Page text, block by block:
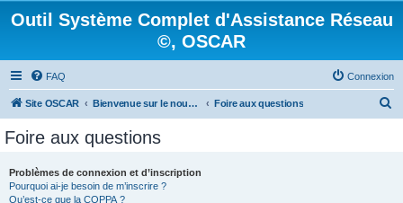
Outil Système Complet d'Assistance Réseau
©, OSCAR
FAQ Connexion
Site OSCAR Bienvenue sur le nouveau forum OSCAR Foire aux questions
Foire aux questions
Problèmes de connexion et d’inscription
Pourquoi ai-je besoin de m’inscrire ?
Qu’est-ce que la COPPA ?